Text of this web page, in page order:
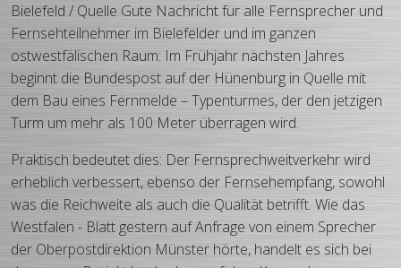
Bielefeld / Quelle Gute Nachricht für alle Fernsprecher und
Fernsehteilnehmer im Bielefelder und im ganzen
ostwestfälischen Raum: Im Frühjahr nächsten Jahres
beginnt die Bundespost auf der Hünenburg in Quelle mit
dem Bau eines Fernmelde – Typenturmes, der den jetzigen
Turm um mehr als 100 Meter überragen wird.
Praktisch bedeutet dies: Der Fernsprechweitverkehr wird
erheblich verbessert, ebenso der Fernsehempfang, sowohl
was die Reichweite als auch die Qualität betrifft. Wie das
Westfalen - Blatt gestern auf Anfrage von einem Sprecher
der Oberpostdirektion Münster hörte, handelt es sich bei